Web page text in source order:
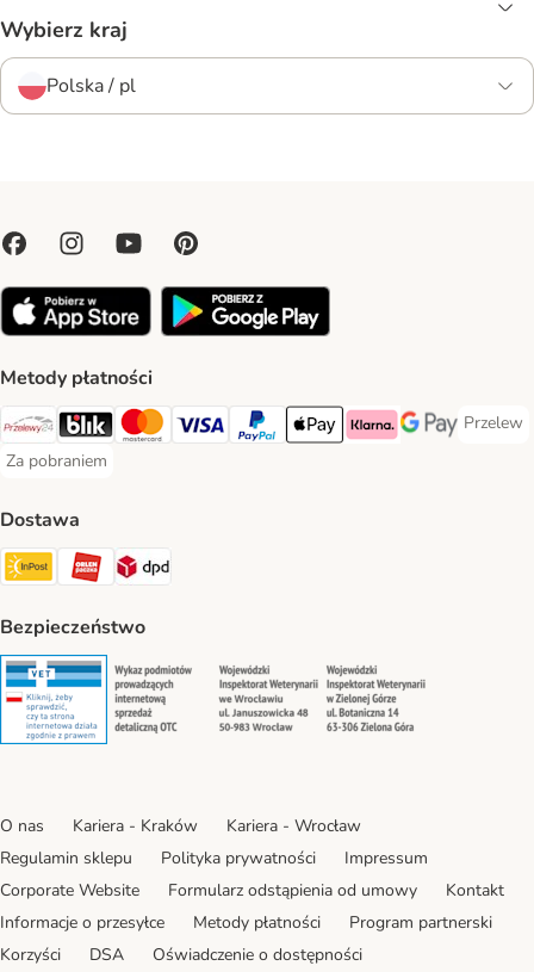
Wybierz kraj
Polska / pl
Metody płatności
Przelewy24 Payment Method
Blik Payment Method
MasterCard Payment Method
Visa Payment Method
PayPal Payment Method
Apple Pay Payment Method
Klarna Payment Method
Google Pay
Przelew
Przelew
Za pobraniem
Za pobraniem Payment Method
Dostawa
Paczkomat® Shipping Method
ORLEN Paczka Shipping Method
DPD Shipping Method
Bezpieczeństwo
Security Security Security
O nas Kariera - Kraków
Kariera - Wrocław
Regulamin sklepu
Polityka prywatności
Impressum
Corporate Website
Formularz odstąpienia od umowy
Kontakt
Informacje o przesyłce
Metody płatności
Program partnerski
Korzyści
DSA Oświadczenie o dostępności